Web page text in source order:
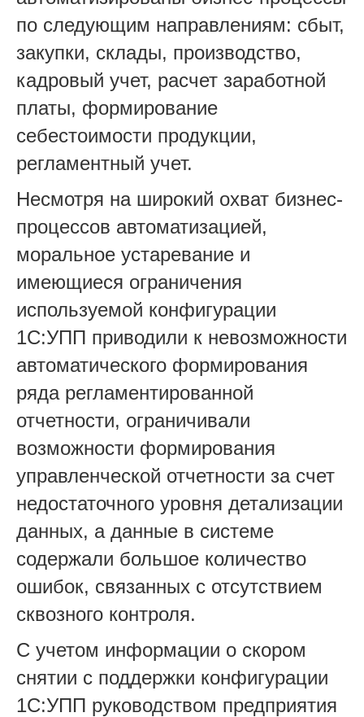
по следующим направлениям: сбыт,
закупки, склады, производство,
кадровый учет, расчет заработной
платы, формирование
себестоимости продукции,
регламентный учет.
Несмотря на широкий охват бизнес-
процессов автоматизацией,
моральное устаревание и
имеющиеся ограничения
используемой конфигурации
1С:УПП приводили к невозможности
автоматического формирования
ряда регламентированной
отчетности, ограничивали
возможности формирования
управленческой отчетности за счет
недостаточного уровня детализации
данных, а данные в системе
содержали большое количество
ошибок, связанных с отсутствием
сквозного контроля.
С учетом информации о скором
снятии с поддержки конфигурации
1С:УПП руководством предприятия